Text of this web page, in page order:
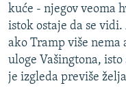
kuće - njegov veoma
istok ostaje da se
ako Tramp više nema
uloge Vašingtona,
je izgleda previše